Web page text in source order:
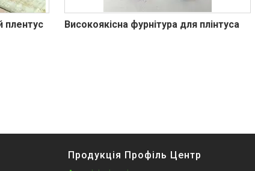
плентус Високоякісна фурнітура для плінтуса
Продукція Профіль Центр